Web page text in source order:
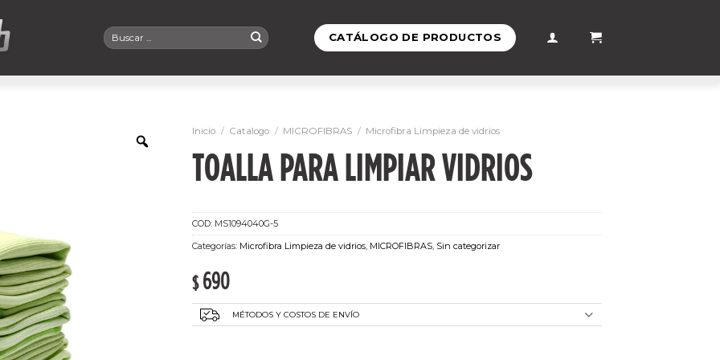
Buscar
por:
CATÁLOGO DE PRODUCTOS
Inicio / Catalogo / MICROFIBRAS / Microfibra Limpieza de vidrios
TOALLA PARA LIMPIAR VIDRIOS
COD: MS1094040G-5
Categorías: Microfibra Limpieza de vidrios, MICROFIBRAS, Sin categorizar
$ 690
MÉTODOS Y COSTOS DE ENVÍO